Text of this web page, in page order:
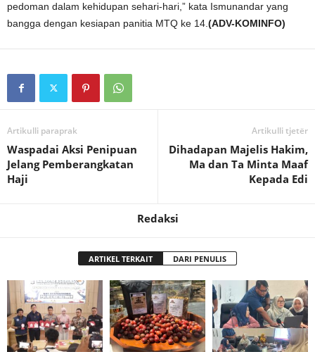
pedoman dalam kehidupan sehari-hari,” kata Ismunandar yang
bangga dengan kesiapan panitia MTQ ke 14. (ADV-KOMINFO)
Artikulli paraprak
Waspadai Aksi Penipuan
Jelang Pemberangkatan
Haji
Artikulli tjetër
Dihadapan Majelis Hakim,
Ma dan Ta Minta Maaf
Kepada Edi
Redaksi
ARTIKEL TERKAIT DARI PENULIS